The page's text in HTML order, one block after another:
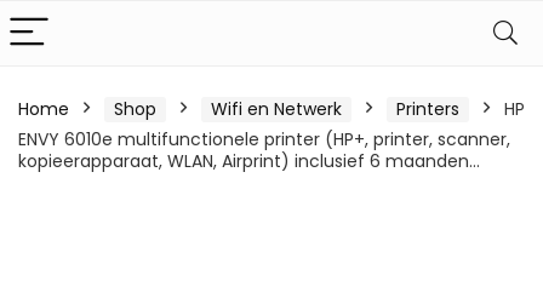
Home Shop Wifi en Netwerk Printers
HP
ENVY 6010e multifunctionele printer (HP+, printer, scanner,
kopieerapparaat, WLAN, Airprint) inclusief 6 maanden…